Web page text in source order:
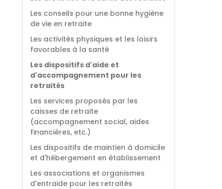
Les conseils pour une bonne hygiène
de vie en retraite
Les activités physiques et les loisirs
favorables à la santé
Les dispositifs d'aide et
d'accompagnement pour les
retraités
Les services proposés par les
caisses de retraite
(accompagnement social, aides
financières, etc.)
Les dispositifs de maintien à domicile
et d'hébergement en établissement
Les associations et organismes
d'entraide pour les retraités